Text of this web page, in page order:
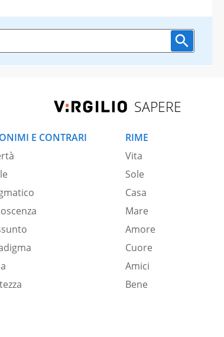
SAPERE
E CONTRARI
RIME
Vita
Sole
Casa
Mare
Amore
Cuore
Amici
Bene